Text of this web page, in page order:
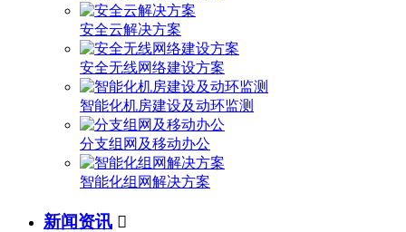
安全云解决方案
安全无线网络建设方案
智能化机房建设及动环监测
分支组网及移动办公
智能化组网解决方案
新闻资讯 